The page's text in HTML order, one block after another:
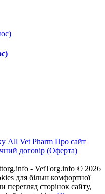
All Vet Pharm Про сайт
договір (Оферта)
- VetTorg.info © 2026
для більш комфортної
сторінок сайту,